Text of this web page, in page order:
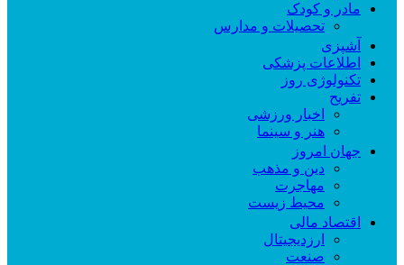
مادر و کودک
تحصیلات و مدارس
آشپزی
اطلاعات پزشکی
تکنولوژی روز
تفریح
اخبار ورزشی
هنر و سینما
جهان امروز
دین و مذهب
مهاجرت
محیط زیست
اقتصاد مالی
ارزدیجیتال
صنعت